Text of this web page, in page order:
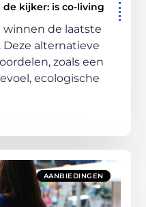
kijker: is co-living
de laatste
alternatieve
zoals een
ecologische
AANBIEDINGEN